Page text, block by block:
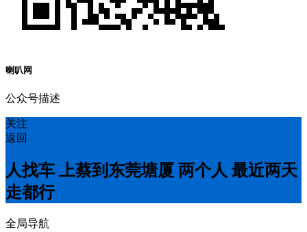
喇叭网
公众号描述
关注
返回
人找车 上蔡到东莞塘厦 两个人 最近两天
走都行
全局导航